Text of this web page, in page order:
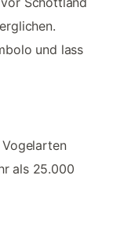
und lass
als 25.000